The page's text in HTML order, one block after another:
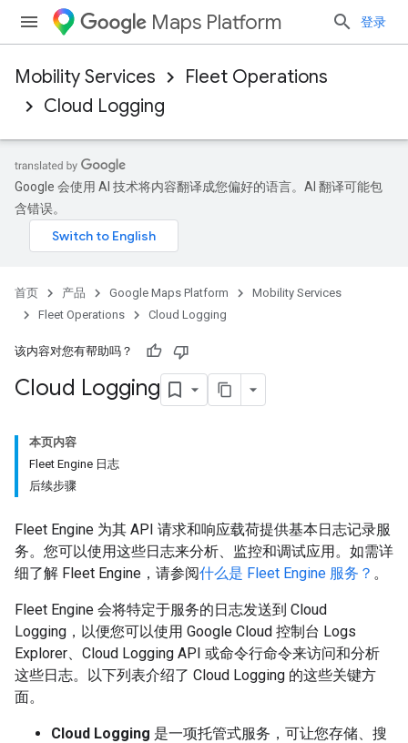
Maps Platform 登录
Mobility Services
Fleet Operations
Cloud Logging
Google 会使用 AI 技术将内容翻译成您偏好的语言。AI 翻译可能包
含错误。
首页 产品 Google Maps Platform
Mobility Services
Fleet Operations
Cloud Logging
该内容对您有帮助吗？
Cloud Logging
本页内容
Fleet Engine 日志
后续步骤
Fleet Engine 为其 API 请求和响应载荷提供基本日志记录服
务。您可以使用这些日志来分析、监控和调试应用。如需详
细了解 Fleet Engine，请参阅什么是 Fleet Engine 服务？ 。
Fleet Engine 会将特定于服务的日志发送到 Cloud
Logging，以便您可以使用 Google Cloud 控制台 Logs
Explorer、Cloud Logging API 或命令行命令来访问和分析
这些日志。以下列表介绍了 Cloud Logging 的这些关键方
面。
Cloud Logging 是一项托管式服务，可让您存储、搜